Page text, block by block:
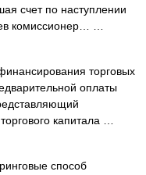
счет по наступлении
комиссионер… …
торговых
оплаты
капитала …
способ